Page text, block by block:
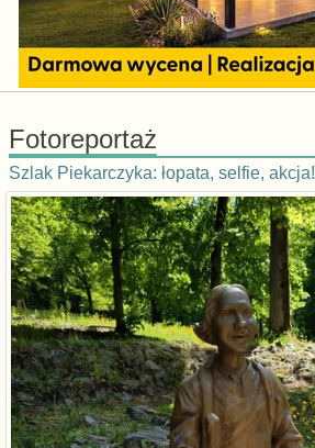
Fotoreportaż
Szlak Piekarczyka: łopata, selfie, akcja!